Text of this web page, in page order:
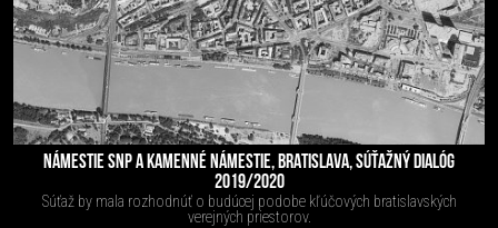
NÁMESTIE SNP A KAMENNÉ NÁMESTIE, BRATISLAVA, SÚŤAŽNÝ DIALÓG
2019/2020
Súťaž by mala rozhodnúť o budúcej podobe kľúčových bratislavských
verejných priestorov.